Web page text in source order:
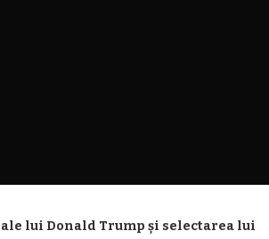
lui Donald Trump și selectarea lui